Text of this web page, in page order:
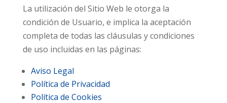
La utilización del Sitio Web le otorga la
condición de Usuario, e implica la aceptación
completa de todas las cláusulas y condiciones
de uso incluidas en las páginas:
Aviso Legal
Política de Privacidad
Política de Cookies